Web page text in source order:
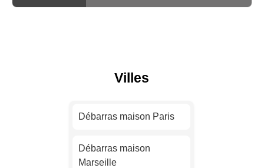
Villes
Débarras maison Paris
Débarras maison
Marseille